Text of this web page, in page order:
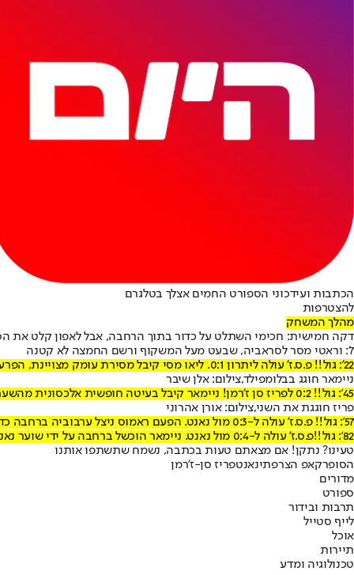
הכתבות ועידכוני הספורט החמים אצלך בטלגרם
להצטרפות
מהלך המשחק
דקה חמישית: חכימי השתלט על כדור בתוך הרחבה, אבל לאפון קלט את
7': וראטי מסר לסראביה, שבעט מעל המשקוף ורשם החמצה לא קטנה
22': גול!! פ.ס.ז' עולה ליתרון 0:1. ליאו מסי קיבל מסירת עומק מצויינת, הפרעוש דהר עם הכדור צמוד לרגלו, עבר גם את השוער ומשם גלגל ברכות לרשת. שער אדיר של הפרעוש
ניימאר חוגג בבלומפילד,צילום: אלן שיבר
45': גול!! 0:2 לפריז סן ז'רמן! ניימאר קיבל בעיטה חופשית אלכסונית מהשער. הברזילאי הניף את הרגל וסובב כדור חופשי אדיר לרשת של היריבה
פריז חוגגת את השני,צילום: אורן אהרוני
57': גול!! פ.ס.ז' עולה ל-0:3 מול נאנט. הפעם ראמוס ניצל ערבוביה ברחבה כדי לדחוק עם העקב! פנימה. יופי של שער
82': גול!!
פ.ס.ז' עולה ל-0:4 מול נאנט. ניימאר הוכשל ברחבה על ידי שוער נאנט. הברזילאי בעט אומנם פס חלש לפינה, אבל זה בהחלט הספיק כדי להכניע את אלבן לאפון
טעינו? נתקן! אם מצאתם טעות בכתבה, נשמח שתשתפו אותנו
הסופרקאפ הצרפתינאנטפריז סן-ז'רמן
מדורים
ספורט
תרבות ובידור
לייף סטייל
אוכל
תיירות
טכנולוגיה ומדע